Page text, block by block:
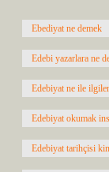
Ebediyat ne demek
Edebi yazarlara ne
Edebiyat ne ile
Edebiyat okumak
Edebiyat tarihçisi